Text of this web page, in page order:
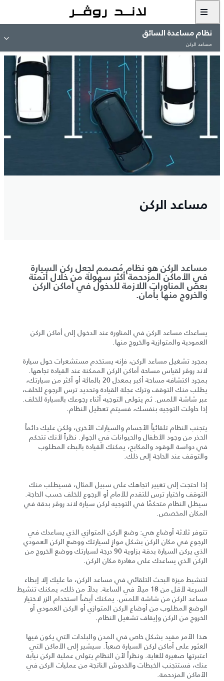
نظام مساعدة السائق
مساعد الركن
مساعد الركن
مساعد الركن هو نظام مُصمم لجعل ركن السيارة
في الأماكن المزدحمة أكثر سهولة من خلال أتمتة
بعض المناورات اللازمة للدخول في أماكن الركن
والخروج منها بأمان.
يساعدك مساعد الركن في المناورة عند الدخول إلى أماكن الركن
العمودية والمتوازية والخروج منها.
بمجرد تشغيل مساعد الركن، فإنه يستخدم مستشعرات حول سيارة
لاند روڤر لقياس مساحة أماكن الركن الممكنة عند القيادة تجاهها.
بمجرد اكتشافه مساحة أكبر بمعدل 20 بالمائة أو أكثر من سيارتك،
يطلب منك التوقف وترك عجلة القيادة وتحديد ترس الرجوع للخلف،
عبر شاشة اللمس. ثم يتولى التوجيه أثناء رجوعك بالسيارة للخلف.
إذا حاولت التوجيه بنفسك، فسيتم تعطيل النظام.
يتجنب النظام تلقائياً الأجسام والسيارات الأخرى، ولكن عليك دائماً
الحذر من وجود الأطفال والحيوانات في الجوار. نظراً لأنك تتحكم
في دواسة الوقود والمكابح، يمكنك القيادة بالبطء المطلوب
والتوقف عند الحاجة إلى ذلك.
إذا احتجت إلى تغيير اتجاهك على سبيل المثال، فسيطلب منك
التوقف واختيار ترس للتقدم للأمام أو الرجوع للخلف حسب الحاجة.
سيظل النظام متحكمًا في التوجيه لركن سيارة لاند روڤر بدقة في
المكان المخصص.
تتوفر ثلاثة أوضاع هي: وضع الركن المتوازي الذي يساعدك في
الرجوع في مكان الركن بشكل موازٍ لسيارتك ووضع الركن العمودي
الذي يركن السيارة بدقة بزاوية 90 درجة لسيارتك ووضع الخروج من
الركن الذي يساعدك على مغادرة مكان الركن.
لتنشيط ميزة البحث التلقائي في مساعد الركن، ما عليك إلا إبطاء
السرعة لأقل من 18 ميلاً في الساعة. بدلاً من ذلك، يمكنك تنشيط
مساعد الركن من شاشة اللمس. يمكنك أيضاً استخدام الزر لاختيار
الوضع المطلوب من أوضاع الركن المتوازي أو الركن العمودي أو
الخروج من الركن وإيقاف تشغيل النظام.
هذا الأمر مفيد بشكل خاص في المدن والبلدات التي يكون فيها
العثور على أماكن لركن السيارة صعباً. سيشير إلى الأماكن التي
اعتبرتها صغيرة للغاية. ونظراً لأن النظام يتولى عملية الركن نيابة
عنك، فستتجنب الخبطات والخدوش الناتجة من عمليات الركن في
الأماكن المزدحمة.